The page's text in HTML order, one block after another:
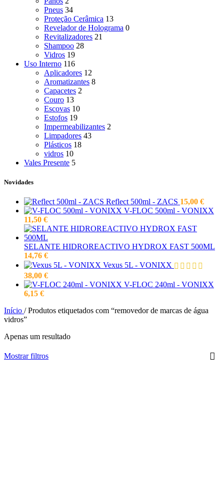
Pneus 34
Proteção Cerâmica 13
Revelador de Holograma 0
Revitalizadores 21
Shampoo 28
Vidros 19
Uso Interno 116
Aplicadores 12
Aromatizantes 8
Capacetes 2
Couro 13
Escovas 10
Estofos 19
Impermeabilizantes 2
Limpadores 43
Plásticos 18
vidros 10
Vales Presente 5
Novidades
Reflect 500ml - ZACS 15,00 €
V-FLOC 500ml - VONIXX
11,50 €
SELANTE HIDROREACTIVO HYDROX FAST 500ML
14,76 €
Vexus 5L - VONIXX
38,00 €
V-FLOC 240ml - VONIXX
6,15 €
Início / Produtos etiquetados com “removedor de marcas de água
vidros”
Apenas um resultado
Mostrar filtros